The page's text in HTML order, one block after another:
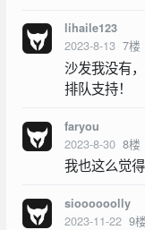
lihaile123
2023-8-13 7楼
沙发我没有
排队支持！
faryou
2023-8-30 8楼
我也这么觉得
sioooooolly
2023-11-22 9楼